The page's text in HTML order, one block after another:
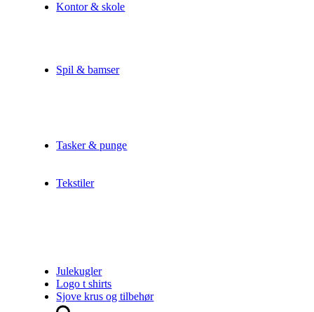
Kontor & skole
Spil & bamser
Tasker & punge
Tekstiler
Julekugler
Logo t shirts
Sjove krus og tilbehør